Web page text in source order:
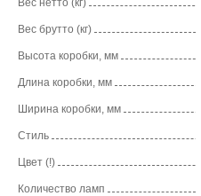
Вес брутто (кг)
Высота коробки, мм
Длина коробки, мм
Ширина коробки, мм
Стиль
Цвет (!)
Количество ламп